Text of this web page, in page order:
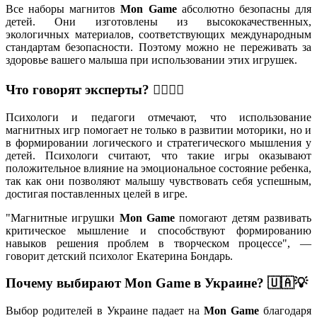
Все наборы магнитовMon Gameабсолютно безопасны для
детей. Они изготовлены из высококачественных,
экологичных материалов, соответствующих международным
стандартам безопасности. Поэтому можно не переживать за
здоровье вашего малыша при использовании этих игрушек.
Что говорят эксперты? 👩‍⚕️👨‍⚕️
Психологи и педагоги отмечают, что использование
магнитных игр помогает не только в развитии моторики, но и
в формировании логического и стратегического мышления у
детей. Психологи считают, что такие игры оказывают
положительное влияние на эмоциональное состояние ребенка,
так как они позволяют малышу чувствовать себя успешным,
достигая поставленных целей в игре.
"Магнитные игрушки Mon Game помогают детям развивать
критическое мышление и способствуют формированию
навыков решения проблем в творческом процессе", —
говорит детский психолог Екатерина Бондарь.
Почему выбирают Mon Game в Украине? 🇺🇦💡
Выбор родителей в Украине падает на Mon Game благодаря